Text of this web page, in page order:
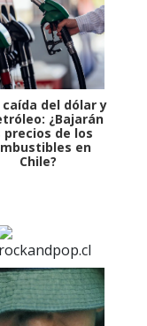
del dólar y
¿Bajarán
precios de los
en
Chile?